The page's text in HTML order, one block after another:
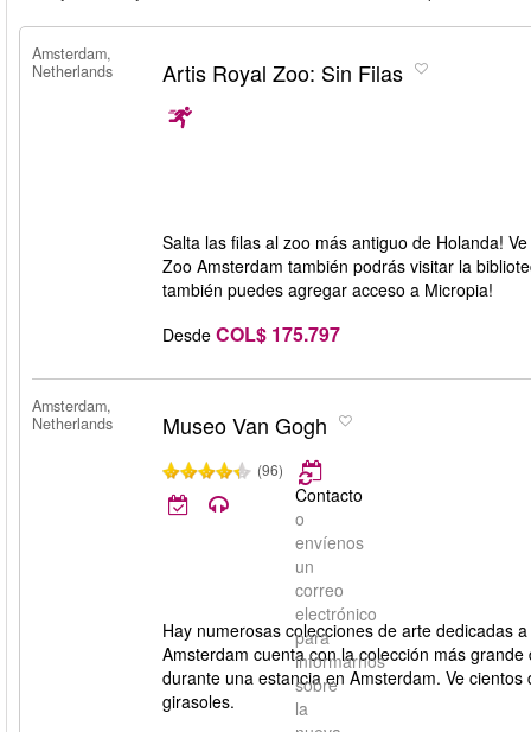
Amsterdam,
Netherlands
Artis Royal Zoo: Sin Filas
Salta las filas al zoo más antiguo de Holanda!
Zoo Amsterdam también podrás visitar la
también puedes agregar acceso a Micropia!
Desde COL$ 175.797
Amsterdam,
Netherlands
Museo Van Gogh
(96)
Contacto
o
envíenos
un
correo
electrónico
para
informarnos
sobre
la
Hay numerosas colecciones de arte dedicadas
Amsterdam cuenta con la colección más
durante una estancia en Amsterdam. Ve
girasoles.